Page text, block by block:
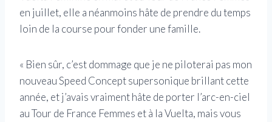
en juillet, elle a néanmoins hâte de prendre du temps
loin de la course pour fonder une famille.
« Bien sûr, c’est dommage que je ne piloterai pas mon
nouveau Speed ​​Concept supersonique brillant cette
année, et j’avais vraiment hâte de porter l’arc-en-ciel
au Tour de France Femmes et à la Vuelta, mais vous